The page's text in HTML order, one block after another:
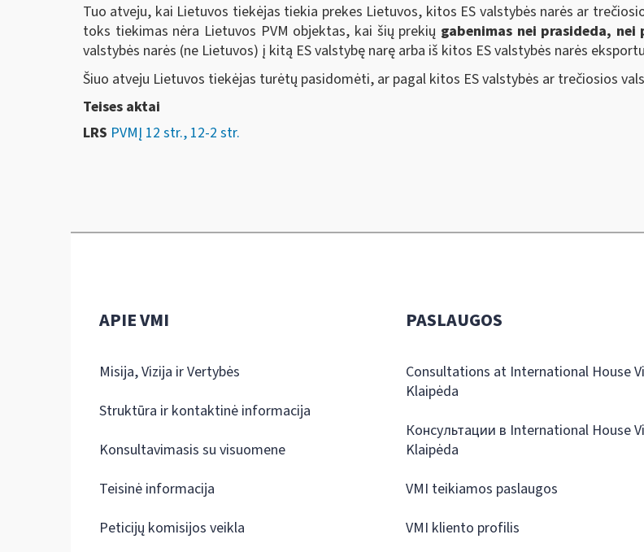
Tuo atveju, kai Lietuvos tiekėjas tiekia prekes Lietuvos, kitos ES valstybės narės ar
toks tiekimas nėra Lietuvos PVM objektas, kai šių prekių gabenimas nei prasideda,
valstybės narės (ne Lietuvos) į kitą ES valstybę narę arba iš kitos ES valstybės narės
Šiuo atveju Lietuvos tiekėjas turėtų pasidomėti, ar pagal kitos ES valstybės ar trečiosios
Teises aktai
LRS PVMĮ 12 str., 12-2 str.
APIE VMI
Misija, Vizija ir Vertybės
Struktūra ir kontaktinė informacija
Konsultavimasis su visuomene
Teisinė informacija
Peticijų komisijos veikla
PASLAUGOS
Consultations at International House
Klaipėda
Консультации в International House
Klaipėda
VMI teikiamos paslaugos
VMI kliento profilis